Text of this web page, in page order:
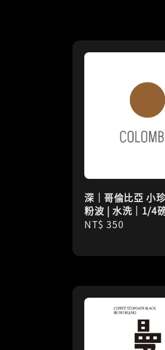
深｜哥倫比亞 小
粉波 | 水洗｜1/4
Regular
NT$ 350